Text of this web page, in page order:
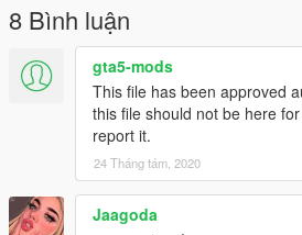
8 Bình luận
gta5-mods
This file has been approved
this file should not be here
report it.
24 Tháng tám, 2020
Jaagoda